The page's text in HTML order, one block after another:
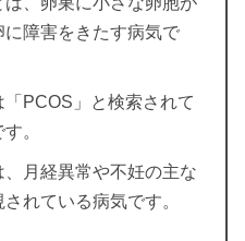
障害をきたす病気で
PCOS」と検索されて
。
月経異常や不妊の主な
れている病気です。